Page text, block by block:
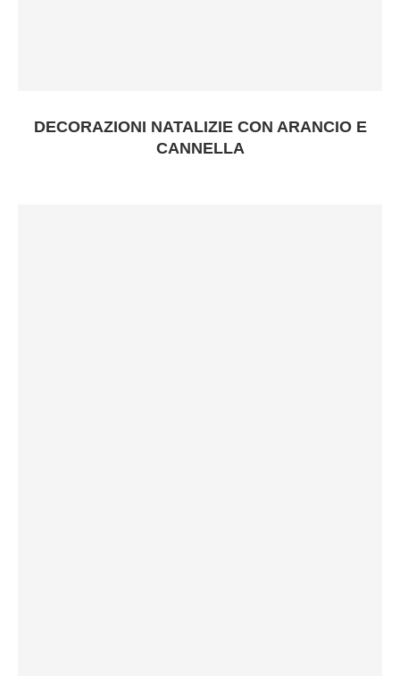
DECORAZIONI NATALIZIE CON ARANCIO E
CANNELLA